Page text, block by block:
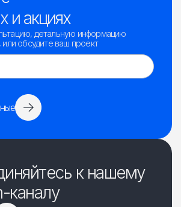
и акциях
детальную информацию
или обсудите ваш проект
к нашему
каналу